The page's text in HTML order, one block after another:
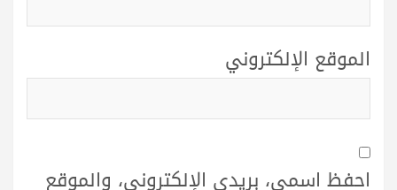
الموقع الإلكتروني
احفظ اسمي، بريدي الإلكتروني، والموقع